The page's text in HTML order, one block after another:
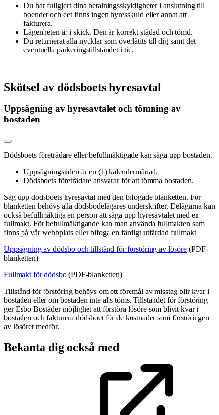
Du har fullgjort dina betalningsskyldigheter i anslutning till
boendet och det finns ingen hyresskuld eller annat att
fakturera.
Lägenheten är i skick. Den är korrekt städad och tömd.
Du returnerat alla nycklar som överlåtits till dig samt det
eventuella parkeringstillståndet i tid.
Skötsel av dödsboets hyresavtal
Uppsägning av hyresavtalet och tömning av
bostaden
Dödsboets företrädare eller befullmäktigade kan säga upp bostaden.
Uppsägningstiden är en (1) kalendermånad.
Dödsboets företrädare ansvarar för att tömma bostaden.
Säg upp dödsboets hyresavtal med den bifogade blanketten. För
blanketten behövs alla dödsbodelägares underskrifter. Delägarna kan
också befullmäktiga en person att säga upp hyresavtalet med en
fullmakt. För befullmäktigande kan man använda fullmakten som
finns på vår webbplats eller bifoga en färdigt utfärdad fullmakt.
Uppsägning av dödsbo och tillstånd för förstöring av lösöre (PDF-
blanketten)
Fullmakt för dödsbo (PDF-blanketten)
Tillstånd för förstöring behövs om ett föremål av misstag blir kvar i
bostaden eller om bostaden inte alls töms. Tillståndet för förstöring
ger Esbo Bostäder möjlighet att förstöra lösöre som blivit kvar i
bostaden och fakturera dödsboet för de kostnader som förstöringen
av lösöret medför.
Bekanta dig också med